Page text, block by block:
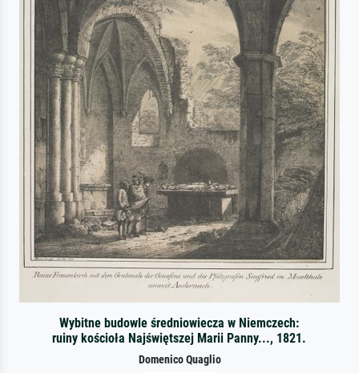
Wybitne budowle średniowiecza w Niemczech:
ruiny kościoła Najświętszej Marii Panny..., 1821.
Domenico Quaglio